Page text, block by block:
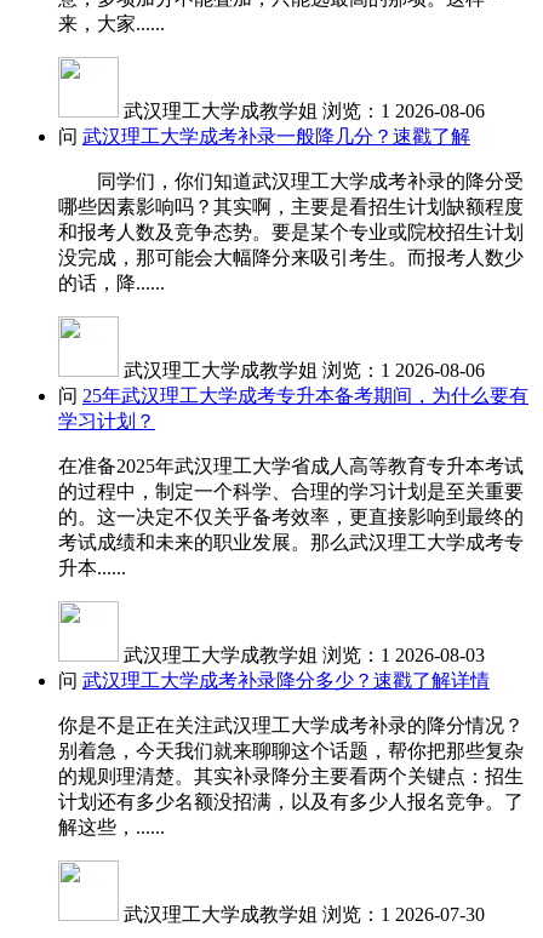
来，大家......
武汉理工大学成教学姐 浏览：1 2026-08-06
问 武汉理工大学成考补录一般降几分？速戳了解
同学们，你们知道武汉理工大学成考补录的降分受
哪些因素影响吗？其实啊，主要是看招生计划缺额程度
和报考人数及竞争态势。要是某个专业或院校招生计划
没完成，那可能会大幅降分来吸引考生。而报考人数少
的话，降......
武汉理工大学成教学姐 浏览：1 2026-08-06
问 25年武汉理工大学成考专升本备考期间，为什么要有
学习计划？
在准备2025年武汉理工大学省成人高等教育专升本考试
的过程中，制定一个科学、合理的学习计划是至关重要
的。这一决定不仅关乎备考效率，更直接影响到最终的
考试成绩和未来的职业发展。那么武汉理工大学成考专
升本......
武汉理工大学成教学姐 浏览：1 2026-08-03
问 武汉理工大学成考补录降分多少？速戳了解详情
你是不是正在关注武汉理工大学成考补录的降分情况？
别着急，今天我们就来聊聊这个话题，帮你把那些复杂
的规则理清楚。其实补录降分主要看两个关键点：招生
计划还有多少名额没招满，以及有多少人报名竞争。了
解这些，......
武汉理工大学成教学姐 浏览：1 2026-07-30